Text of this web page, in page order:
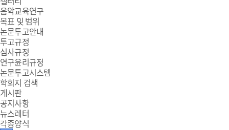
음악교육연구
목표 및 범위
논문투고안내
투고규정
심사규정
연구윤리규정
논문투고시스템
학회지 검색
게시판
공지사항
뉴스레터
각종양식